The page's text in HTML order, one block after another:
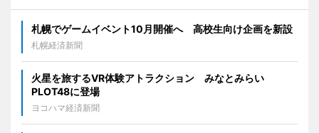
札幌でゲームイベント10月開催へ 高校生向け企画を新設
札幌経済新聞
火星を旅するVR体験アトラクション みなとみらい
PLOT48に登場
ヨコハマ経済新聞